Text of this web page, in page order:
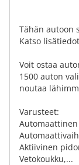
Tähän autoon
Katso
Voit ostaa
1500 auton
noutaa
Varusteet:
Aktiivinen
Vetokoukku,...